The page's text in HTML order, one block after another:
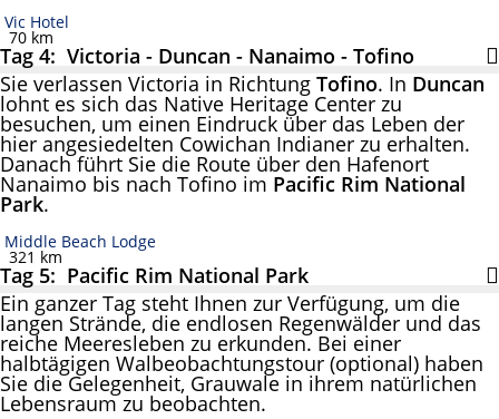
Vic Hotel
70 km
Tag 4: Victoria - Duncan - Nanaimo - Tofino
Sie verlassen Victoria in Richtung Tofino. In Duncan
lohnt es sich das Native Heritage Center zu
besuchen, um einen Eindruck über das Leben der
hier angesiedelten Cowichan Indianer zu erhalten.
Danach führt Sie die Route über den Hafenort
Nanaimo bis nach Tofino im Pacific Rim National
Park.
Middle Beach Lodge
321 km
Tag 5: Pacific Rim National Park
Ein ganzer Tag steht Ihnen zur Verfügung, um die
langen Strände, die endlosen Regenwälder und das
reiche Meeresleben zu erkunden. Bei einer
halbtägigen Walbeobachtungstour (optional) haben
Sie die Gelegenheit, Grauwale in ihrem natürlichen
Lebensraum zu beobachten.